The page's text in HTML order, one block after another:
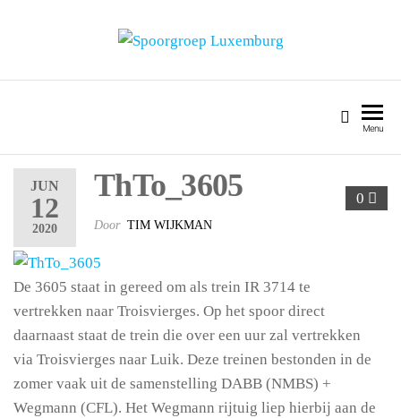
Menu
JUN
12
2020
0
ThTo_3605
Door TIM WIJKMAN
De 3605 staat in gereed om als trein IR 3714 te
vertrekken naar Troisvierges. Op het spoor direct
daarnaast staat de trein die over een uur zal vertrekken
via Troisvierges naar Luik. Deze treinen bestonden in de
zomer vaak uit de samenstelling DABB (NMBS) +
Wegmann (CFL). Het Wegmann rijtuig liep hierbij aan de